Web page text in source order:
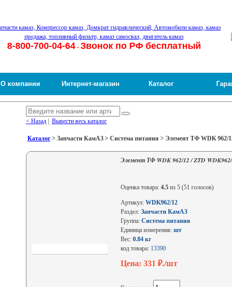
8-800-700-04-64- Звонок по РФ бесплатный
О компании Интернет-магазин Каталог
< Назад| Вывести весь каталог
Каталог> Запчасти КамАЗ > Система питания > Элемент ТФ WDK 962/
Элемент ТФ WDK 962/12 / ZTD
Оценка товара: 4.5из 5 (51 голосов)
Артикул: WDK962/12
Раздел: Запчасти КамАЗ
Группа: Система питания
Единица измерения: шт
Вес: 0.84 кг
код товара: 13390
Цена: 331 ₽./шт